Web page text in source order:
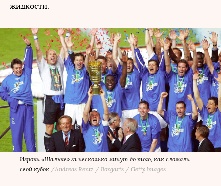
жидкости.
Игроки «Шальке» за несколько минут до того, как сломали
свой кубок /Andreas Rentz / Bongarts / Getty Images